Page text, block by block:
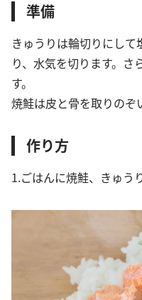
準備
きゅうりは輪切りにし
り、水気を切ります。さ
す。
焼鮭は皮と骨を取りのぞ
作り方
1.ごはんに焼鮭、きゅう